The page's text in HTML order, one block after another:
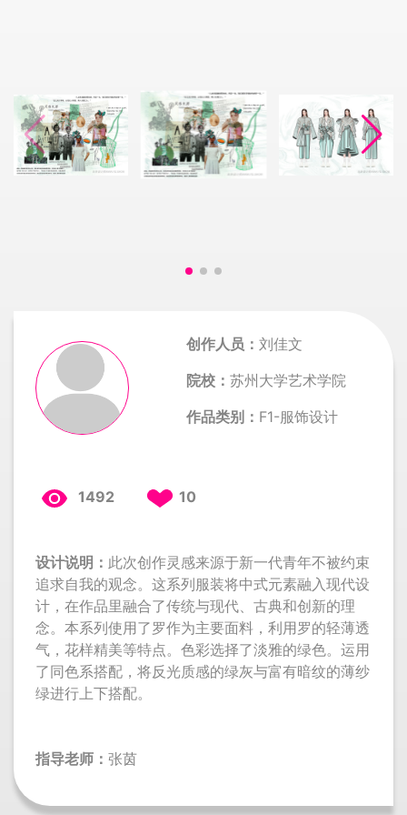
创作人员：刘佳文
院校：苏州大学艺术学院
作品类别： F1-服饰设计
1492 10
设计说明： 此次创作灵感来源于新一代青年不被约束
追求自我的观念。这系列服装将中式元素融入现代设
计，在作品里融合了传统与现代、古典和创新的理
念。本系列使用了罗作为主要面料，利用罗的轻薄透
气，花样精美等特点。色彩选择了淡雅的绿色。运用
了同色系搭配，将反光质感的绿灰与富有暗纹的薄纱
绿进行上下搭配。
指导老师： 张茵